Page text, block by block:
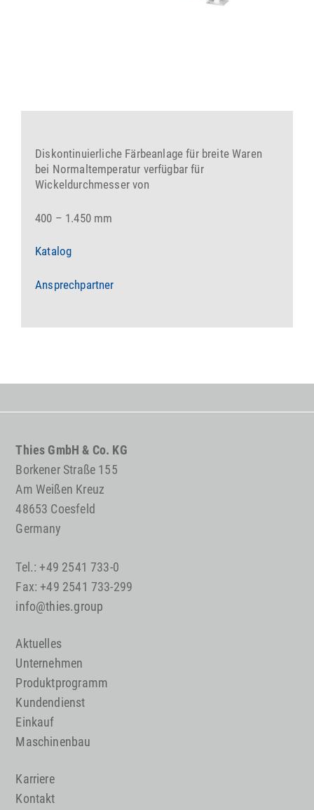
Diskontinuierliche Färbeanlage für breite Waren
bei Normaltemperatur verfügbar für
Wickeldurchmesser von
400 – 1.450 mm
Katalog
Ansprechpartner
Thies GmbH & Co. KG
Borkener Straße 155
Am Weißen Kreuz
48653 Coesfeld
Germany
Tel.: +49 2541 733-0
Fax: +49 2541 733-299
info@thies.group
Aktuelles
Unternehmen
Produktprogramm
Kundendienst
Einkauf
Maschinenbau
Karriere
Kontakt